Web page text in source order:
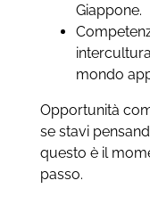
Giappone.
mondo
Opportunità
se stavi
questo è il
passo.